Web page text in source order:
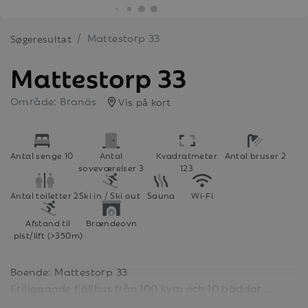
Søgeresultat Mattestorp 33
Mattestorp 33
Område: Branäs Vis på kort
Antal senge 10
Antal
soveværelser 3
Kvadratmeter
123
Antal bruser 2
Antal toiletter 2Ski in / Ski out Sauna
Wi-Fi
Afstand til
pist/lift (>350m)
Brændeovn
Boende: Mattestorp 33
Friliggande fjällhus från 100 kvm och 10 bäddar.